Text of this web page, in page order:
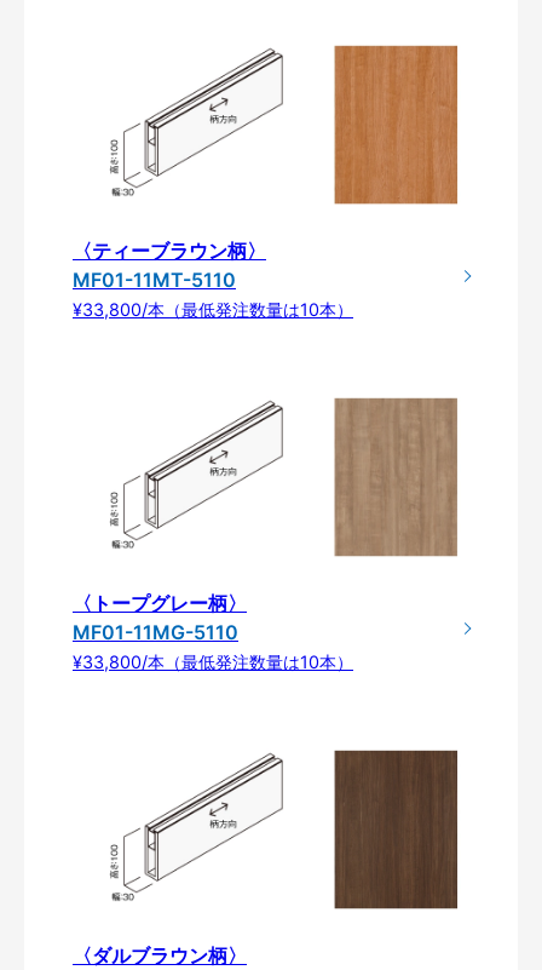
〈ティーブラウン柄〉
MF01-11MT-5110
¥33,800/本（最低発注数量は10本）
〈トープグレー柄〉
MF01-11MG-5110
¥33,800/本（最低発注数量は10本）
〈ダルブラウン柄〉